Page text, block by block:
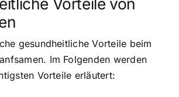
gesundheitliche Vorteile beim
Im Folgenden werden
Vorteile erläutert: